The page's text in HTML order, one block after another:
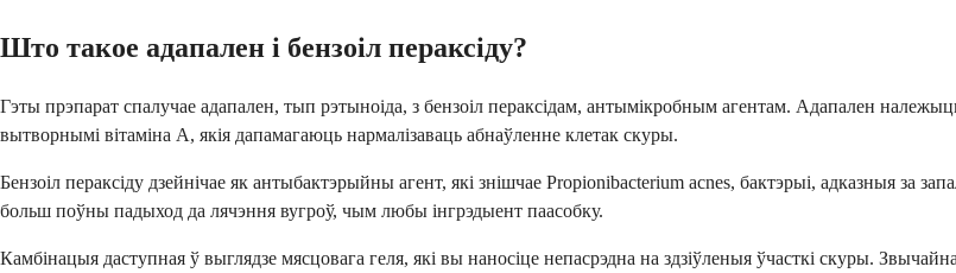
Што такое адапален і бензоіл пераксіду?
Гэты прэпарат спалучае адапален, тып рэтыноіда, з бензоіл пераксідам, антымікробным агентам. Адапален
вытворнымі вітаміна А, якія дапамагаюць нармалізаваць абнаўленне клетак скуры.
Бензоіл пераксіду дзейнічае як антыбактэрыйны агент, які знішчае Propionibacterium acnes, бактэрыі, адказныя за
больш поўны падыход да лячэння вугроў, чым любы інгрэдыент паасобку.
Камбінацыя даступная ў выглядзе мясцовага геля, які вы наносіце непасрэдна на здзіўленыя ўчасткі скуры.